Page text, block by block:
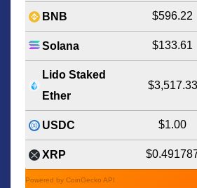
BNB $596.22
Solana $133.61
Lido Staked
Ether
$3,517.33
USDC $1.00
XRP
Powered by CoinGecko API